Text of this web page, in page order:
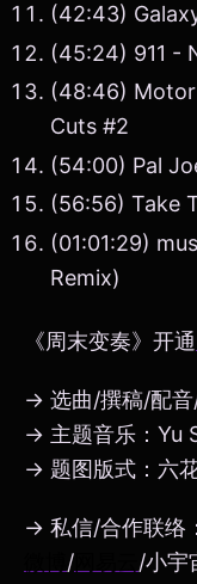
(42:43)
(45:24) 911 -
(48:46) Motor
Cuts #2
(54:00) Pal
(56:56) Take
(01:01:29)
Remix)
《周末变奏》开通
→ 选曲/撰稿/配
→ 主题音乐：Yu
→ 题图版式：六
→ 私信/合作联络：
/ /小宇